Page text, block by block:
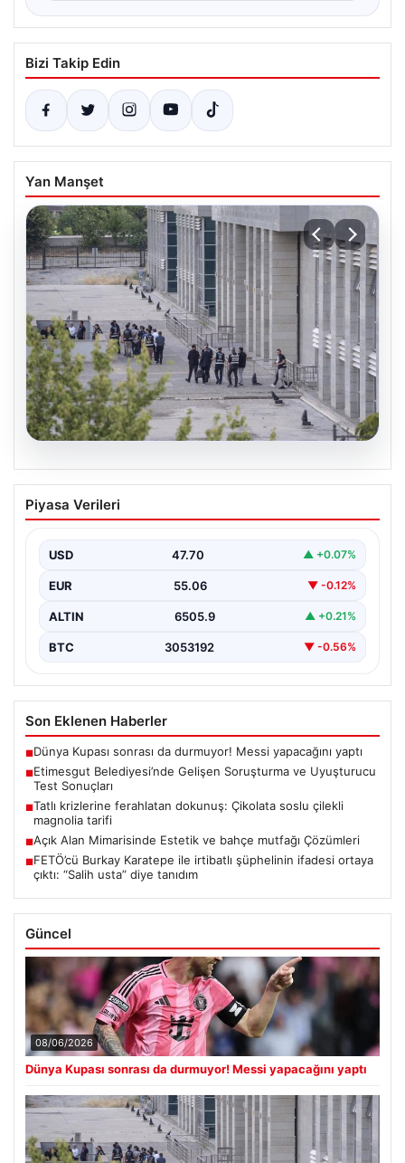
Bizi Takip Edin
Yan Manşet
Etimesgut Belediyesi’nde Gelişen
Soruşturma ve Uyuşturucu Test
Son günlerde yayılan haberler, Etimesgut
seriyor. Soruşturma kapsamında,…
Piyasa Verileri
USD 47.70 ▲ +0.07%
EUR 55.06 ▼ -0.12%
ALTIN 6505.9 ▲ +0.21%
BTC 3053192 ▼ -0.56%
Son Eklenen Haberler
■Dünya Kupası sonrası da durmuyor! Messi yapacağını yaptı
■Etimesgut Belediyesi’nde Gelişen Soruşturma ve Uyuşturucu
Test Sonuçları
■Tatlı krizlerine ferahlatan dokunuş: Çikolata soslu çilekli
magnolia tarifi
■Açık Alan Mimarisinde Estetik ve bahçe mutfağı Çözümleri
■FETÖ’cü Burkay Karatepe ile irtibatlı şüphelinin ifadesi ortaya
çıktı: “Salih usta” diye tanıdım
Güncel
08/06/2026
Dünya Kupası sonrası da durmuyor! Messi yapacağını yaptı